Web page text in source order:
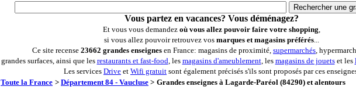
Vous partez en vacances? Vous déménagez?
Et vous vous demandez où vous allez pouvoir faire votre shopping,
si vous allez pouvoir retrouvez vos marques et magasins préférés...
Ce site recense 23662 grandes enseignes en France: magasins de proximité, supermarchés,
grandes surfaces, ainsi que les restaurants et fast-food, les magasins d'ameublement, les magasins de jouetset les
Les services Drive et Wifi gratuit sont également précisés s'ils sont proposés par ces
Toute la France > Département 84 - Vaucluse > Grandes enseignes à Lagarde-Paréol (84290) et alentours